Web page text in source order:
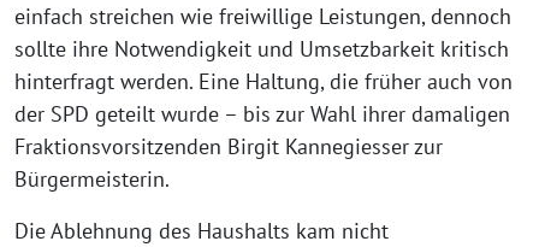
einfach streichen wie freiwillige Leistungen, dennoch
sollte ihre Notwendigkeit und Umsetzbarkeit kritisch
hinterfragt werden. Eine Haltung, die früher auch von
der SPD geteilt wurde – bis zur Wahl ihrer damaligen
Fraktionsvorsitzenden Birgit Kannegiesser zur
Bürgermeisterin.
Die Ablehnung des Haushalts kam nicht